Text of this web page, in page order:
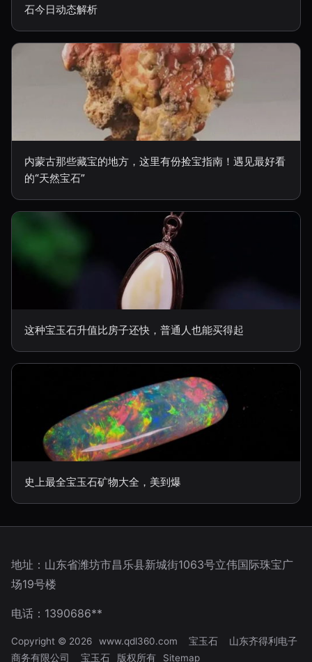
石今日动态解析
内蒙古那些藏宝的地方，这里有份捡宝指南！遇见最好看
的“天然宝石”
这种宝玉石升值比房子还快，普通人也能买得起
史上最全宝玉石矿物大全，美到爆
地址：山东省潍坊市昌乐县新城街1063号立伟国际珠宝广
场19号楼
电话：1390686**
Copyright © 2026 www.qdl360.com 宝玉石
山东齐得利电子
商务有限公司
宝玉石 版权所有 Sitemap